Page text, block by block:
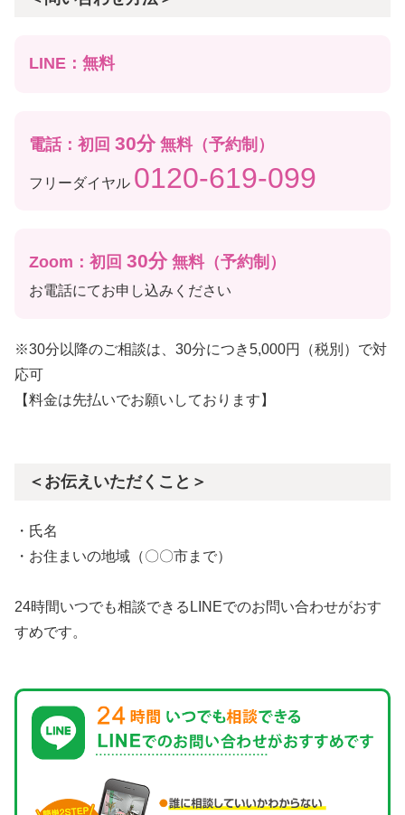
LINE：無料
電話：初回30分無料（予約制）
フリーダイヤル 0120-619-099
Zoom：初回30分無料（予約制）
お電話にてお申し込みください
※30分以降のご相談は、30分につき5,000円（税別）で対
応可
【料金は先払いでお願いしております】
＜お伝えいただくこと＞
・氏名
・お住まいの地域（〇〇市まで）
24時間いつでも相談できるLINEでのお問い合わせがおす
すめです。